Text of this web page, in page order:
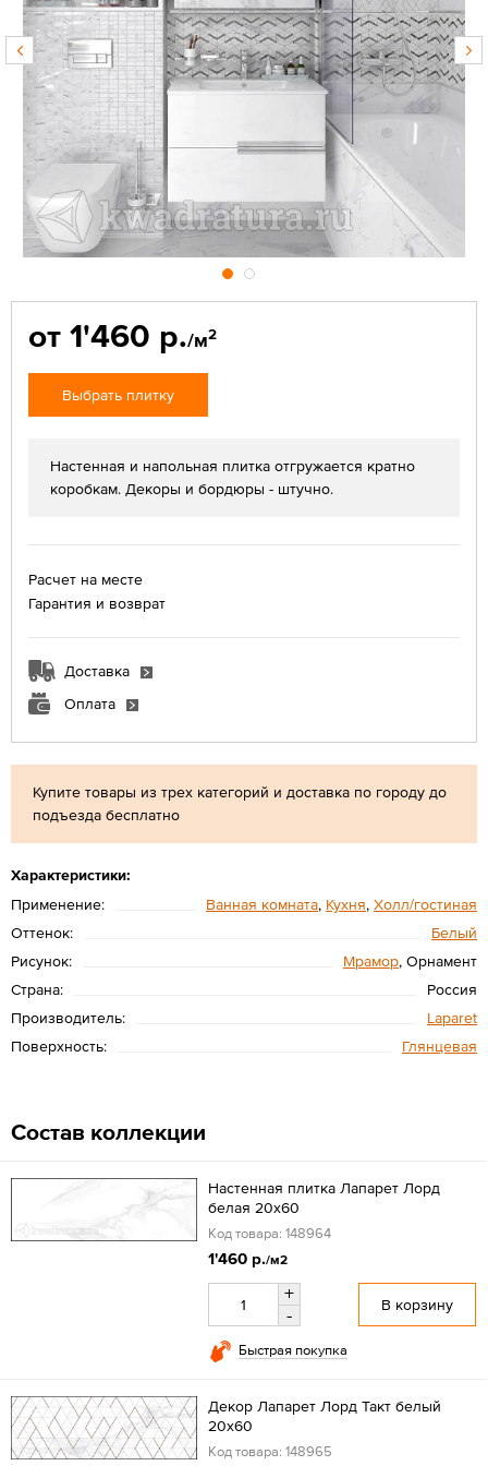
Купите товары из трех категорий и доставка по городу до
подъезда бесплатно
Характеристики:
Применение:
Ванная комната, Кухня, Холл/гостиная
Оттенок:
Белый
Рисунок:
Мрамор, Орнамент
Страна:
Россия
Производитель:
Laparet
Поверхность:
Глянцевая
от 1'460 р./м2
Выбрать плитку
Настенная и напольная плитка отгружается кратно
коробкам. Декоры и бордюры - штучно.
Расчет на месте
Гарантия и возврат
Доставка
Оплата
Состав коллекции
Настенная плитка Лапарет Лорд
белая 20x60
Код товара: 148964
1'460 р./м2
+
-
В корзину
Быстрая покупка
Декор Лапарет Лорд Такт белый
20x60
Код товара: 148965